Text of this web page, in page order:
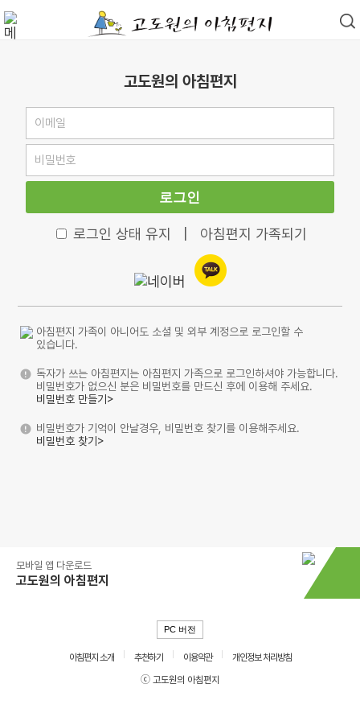
고도원의 아침편지
로그인
로그인 상태 유지 아침편지 가족되기
아침편지 가족이 아니어도 소셜 및 외부 계정으로 로그인할 수
있습니다.
독자가 쓰는 아침편지는 아침편지 가족으로 로그인하셔야 가능합니다.
비밀번호가 없으신 분은 비밀번호를 만드신 후에 이용해 주세요.
비밀번호 만들기>
비밀번호가 기억이 안날경우, 비밀번호 찾기를 이용해주세요.
비밀번호 찾기>
모바일 앱 다운로드
고도원의 아침편지
PC 버전
아침편지 소개 추천하기 이용약관
개인정보 처리방침
ⓒ 고도원의 아침편지